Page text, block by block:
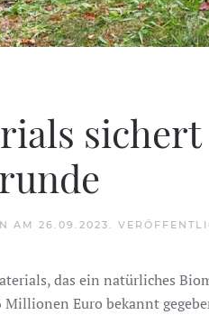
AM 26.09.2023 .
das ein natürliches
Euro bekannt